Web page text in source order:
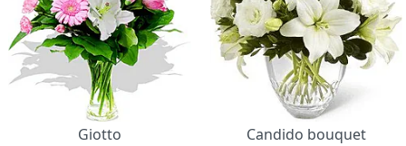
Giotto
Candido bouquet